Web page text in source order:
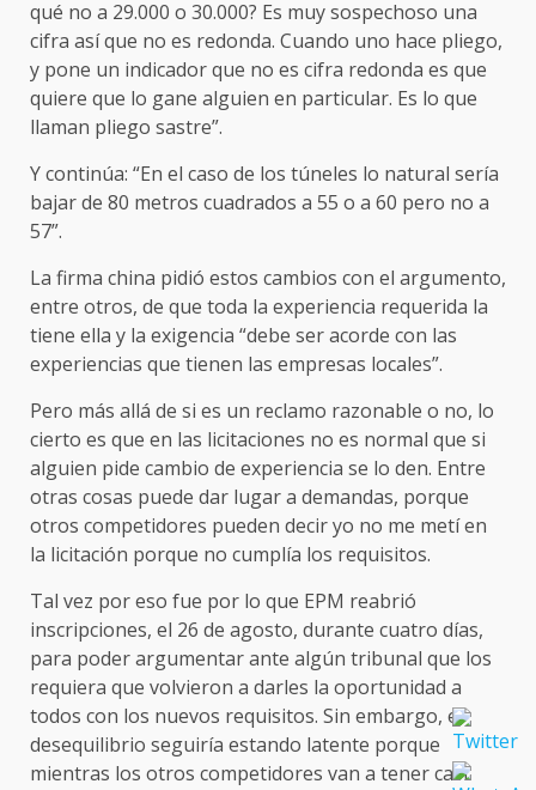
qué no a 29.000 o 30.000? Es muy sospechoso una
cifra así que no es redonda. Cuando uno hace pliego,
y pone un indicador que no es cifra redonda es que
quiere que lo gane alguien en particular. Es lo que
llaman pliego sastre”.
Y continúa: “En el caso de los túneles lo natural sería
bajar de 80 metros cuadrados a 55 o a 60 pero no a
57”.
La firma china pidió estos cambios con el argumento,
entre otros, de que toda la experiencia requerida la
tiene ella y la exigencia “debe ser acorde con las
experiencias que tienen las empresas locales”.
Pero más allá de si es un reclamo razonable o no, lo
cierto es que en las licitaciones no es normal que si
alguien pide cambio de experiencia se lo den. Entre
otras cosas puede dar lugar a demandas, porque
otros competidores pueden decir yo no me metí en
la licitación porque no cumplía los requisitos.
Tal vez por eso fue por lo que EPM reabrió
inscripciones, el 26 de agosto, durante cuatro días,
para poder argumentar ante algún tribunal que los
requiera que volvieron a darles la oportunidad a
todos con los nuevos requisitos. Sin embargo, el
desequilibrio seguiría estando latente porque
mientras los otros competidores van a tener casi